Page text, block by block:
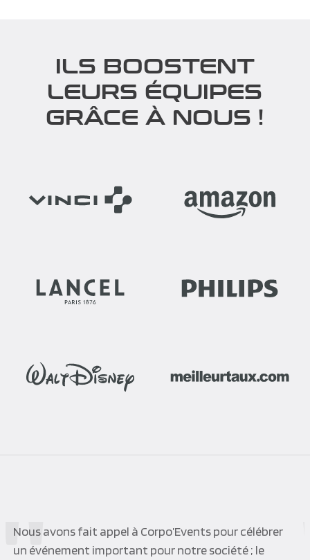
ILS BOOSTENT
LEURS ÉQUIPES
GRÂCE À NOUS !
Déjà plusieurs conventions organisées par les équipes
de Corpo’Events, toujours très professionnelles,